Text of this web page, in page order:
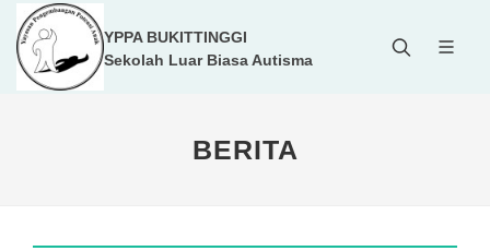
YPPA BUKITTINGGI
Sekolah Luar Biasa Autisma
BERITA